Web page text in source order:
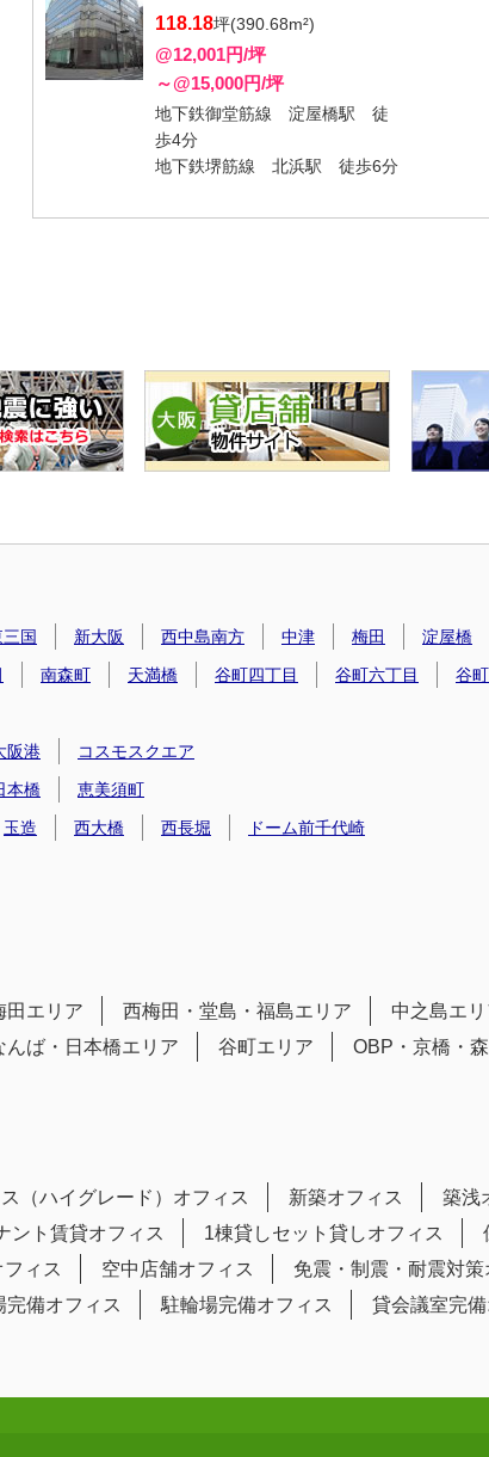
118.18坪(390.68m²)
@12,001円/坪
～@15,000円/坪
地下鉄御堂筋線 淀屋橋駅 徒
歩4分
地下鉄堺筋線 北浜駅 徒歩6分
国 新大阪 西中島南方 中津 梅田 淀屋橋
南森町 天満橋 谷町四丁目 谷町六丁目 谷
阪港
コスモスクエア
本橋
恵美須町
玉造
西大橋 西長堀 ドーム前千代崎
田エリア 西梅田・堂島・福島エリア 中之島エ
んば・日本橋エリア
谷町エリア OBP・京橋・
（ハイグレード）オフィス 新築オフィス 築浅
ント賃貸オフィス
1棟貸しセット貸しオフィス
ィス
空中店舗オフィス 免震・制震・耐震対策
完備オフィス
駐輪場完備オフィス 貸会議室完